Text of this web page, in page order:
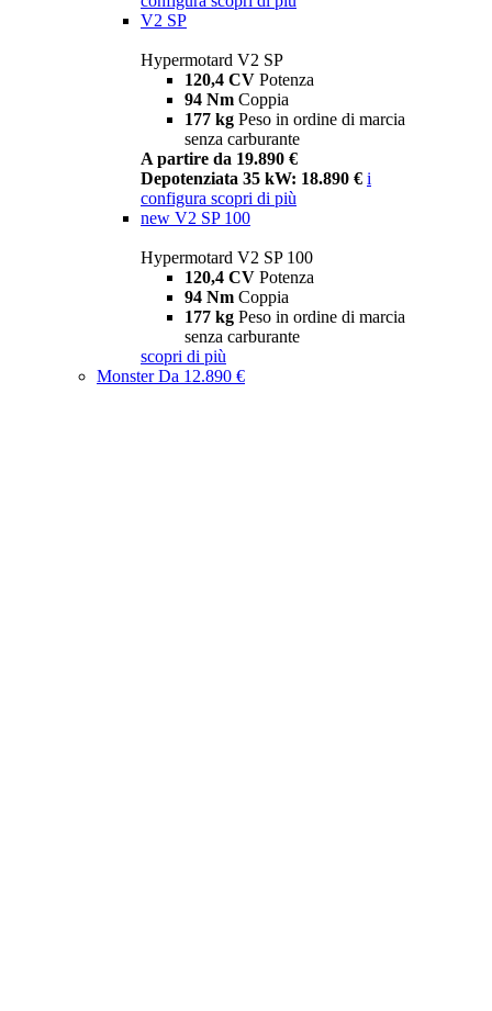
V2 SP
Hypermotard V2 SP
120,4 CV Potenza
94 Nm Coppia
177 kg Peso in ordine di marcia
senza carburante
A partire da 19.890 €
Depotenziata 35 kW: 18.890 € i
configura scopri di più
new V2 SP 100
Hypermotard V2 SP 100
120,4 CV Potenza
94 Nm Coppia
177 kg Peso in ordine di marcia
senza carburante
scopri di più
MonsterDa 12.890 €